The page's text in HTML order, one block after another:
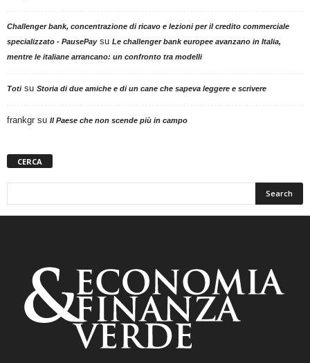
Challenger bank, concentrazione di ricavo e lezioni per il credito commerciale
specializzato - PausePaysu Le challenger bank europee avanzano in Italia,
mentre le italiane arrancano: un confronto tra modelli
Totisu Storia di due amiche e di un cane che sapeva leggere e scrivere
frankgr su Il Paese che non scende più in campo
CERCA